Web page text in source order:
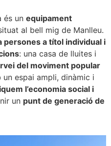
és un equipament
al bell mig de Manlleu.
persones a títol individual i
: una casa de lluites i
del moviment popular
un espai ampli, dinàmic i
l’economia social i
un punt de generació de